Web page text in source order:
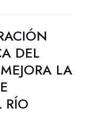
DEL
LA
RÍO